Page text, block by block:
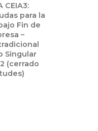
CEIA3:
para la
Fin de
–
Singular
(cerrado